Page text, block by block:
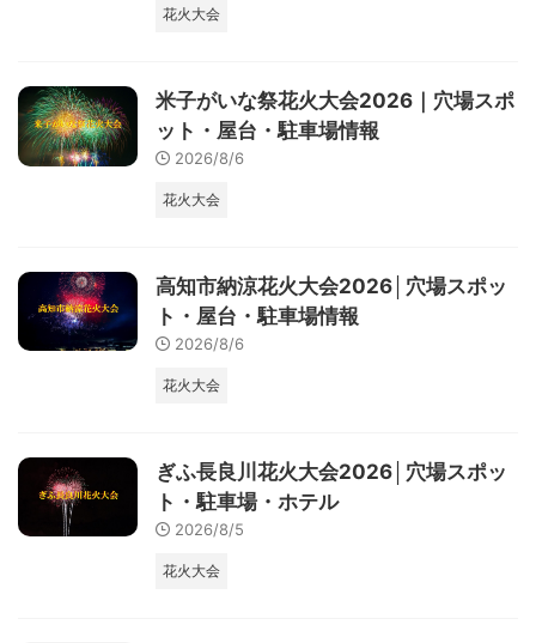
花火大会
米子がいな祭花火大会2026｜穴場スポ
ット・屋台・駐車場情報
2026/8/6
花火大会
高知市納涼花火大会2026│穴場スポッ
ト・屋台・駐車場情報
2026/8/6
花火大会
ぎふ長良川花火大会2026│穴場スポッ
ト・駐車場・ホテル
2026/8/5
花火大会